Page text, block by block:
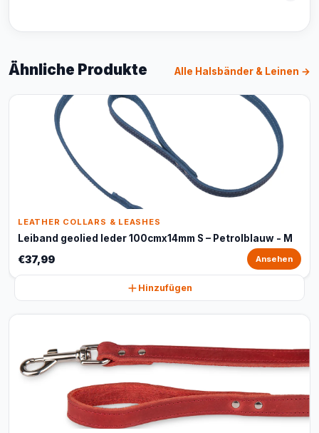
Ähnliche Produkte Alle Halsbänder & Leinen →
LEATHER COLLARS & LEASHES
Leiband geolied leder 100cmx14mm S – Petrolblauw - M
€37,99 Ansehen
Hinzufügen